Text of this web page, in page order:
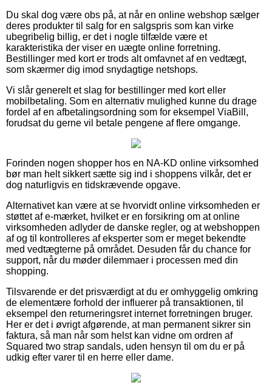
Du skal dog være obs på, at når en online webshop sælger
deres produkter til salg for en salgspris som kan virke
ubegribelig billig, er det i nogle tilfælde være et
karakteristika der viser en uægte online forretning.
Bestillinger med kort er trods alt omfavnet af en vedtægt,
som skærmer dig imod snydagtige netshops.
Vi slår generelt et slag for bestillinger med kort eller
mobilbetaling. Som en alternativ mulighed kunne du drage
fordel af en afbetalingsordning som for eksempel ViaBill,
forudsat du gerne vil betale pengene af flere omgange.
Forinden nogen shopper hos en NA-KD online virksomhed
bør man helt sikkert sætte sig ind i shoppens vilkår, det er
dog naturligvis en tidskrævende opgave.
Alternativet kan være at se hvorvidt online virksomheden er
støttet af e-mærket, hvilket er en forsikring om at online
virksomheden adlyder de danske regler, og at webshoppen
af og til kontrolleres af eksperter som er meget bekendte
med vedtægterne på området. Desuden får du chance for
support, når du møder dilemmaer i processen med din
shopping.
Tilsvarende er det prisværdigt at du er omhyggelig omkring
de elementære forhold der influerer på transaktionen, til
eksempel den returneringsret internet forretningen bruger.
Her er det i øvrigt afgørende, at man permanent sikrer sin
faktura, så man når som helst kan vidne om ordren af
Squared two strap sandals, uden hensyn til om du er på
udkig efter varer til en herre eller dame.